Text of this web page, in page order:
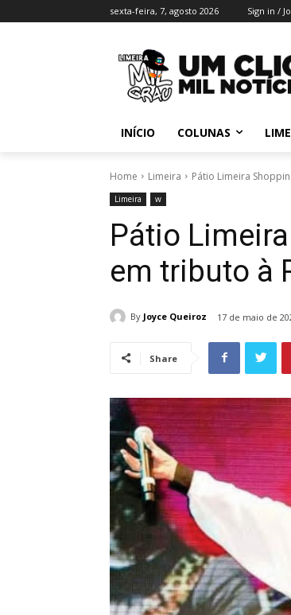
sexta-feira, 7, agosto 2026 Sign in /
INÍCIO COLUNAS
Home Limeira Pátio Limeira
Limeira w
Pátio
em tributo à
By Joyce Queiroz 17 de maio de
Share